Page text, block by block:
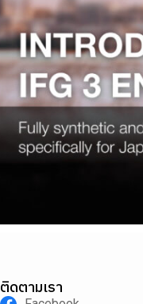
ติดตามเรา